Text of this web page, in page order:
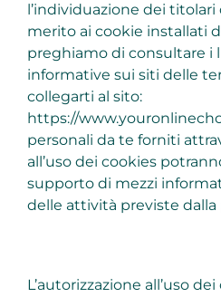
l’individuazione dei
merito ai cookie installati
preghiamo di consultare i
informative sui siti delle
collegarti al sito:
https://
personali da te forniti
all’uso dei cookies
supporto di mezzi
delle attività previste
L’autorizzazione all’uso